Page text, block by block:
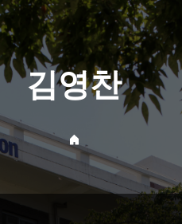
김영찬